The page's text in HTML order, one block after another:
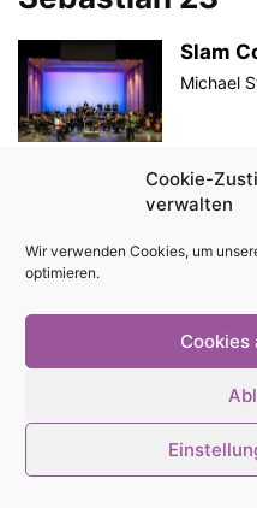
Cookie-
verwalten
Wir verwenden Cookies, um
optimieren.
Cookies
Slam
Michael
©